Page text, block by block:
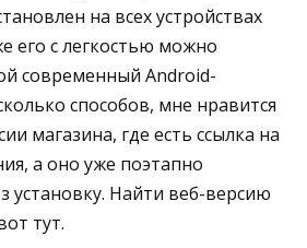
на всех устройствах
его с легкостью можно
современный Android-
способов, мне нравится
магазина, где есть ссылка на
а оно уже поэтапно
установку. Найти веб-версию
тут.